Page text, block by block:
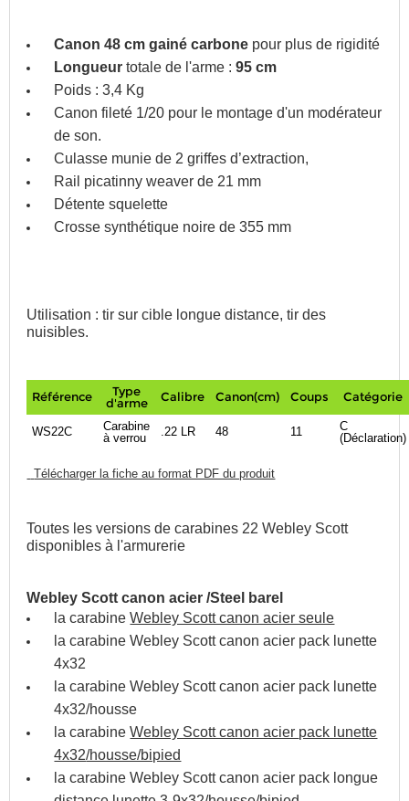
Canon 48 cm gainé carbone pour plus de rigidité
Longueur totale de l'arme :95 cm
Poids : 3,4 Kg
Canon fileté 1/20 pour le montage d'un modérateur
de son.
Culasse munie de 2 griffes d’extraction,
Rail picatinny weaver de 21 mm
Détente squelette
Crosse synthétique noire de 355 mm
Utilisation : tir sur cible longue distance, tir des
nuisibles.
Référence
Type
d'arme
Calibre Canon(cm) Coups Catégorie
WS22C
Carabine
à verrou
.22 LR 48 11
C
(Déclaration)
Télécharger la fiche au format PDF du produit
Toutes les versions de carabines 22 Webley Scott
disponibles à l'armurerie
Webley Scott canon acier /Steel barel
la carabineWebley Scott canon acier seule
la carabine Webley Scott canon acier pack lunette
4x32
la carabine Webley Scott canon acier pack lunette
4x32/housse
la carabineWebley Scott canon acier pack lunette
4x32/housse/bipied
la carabine Webley Scott canon acier pack longue